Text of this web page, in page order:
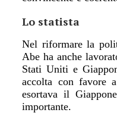
Lo statista
Nel riformare la
Abe ha anche
Stati Uniti e
accolta con favore
esortava il
importante.